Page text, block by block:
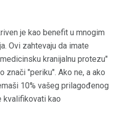
je kao benefit u mnogim
Ovi zahtevaju da imate
kranijalnu protezu"
znači "periku". Ako ne, a ako
10% vašeg prilagođenog
kvalifikovati kao